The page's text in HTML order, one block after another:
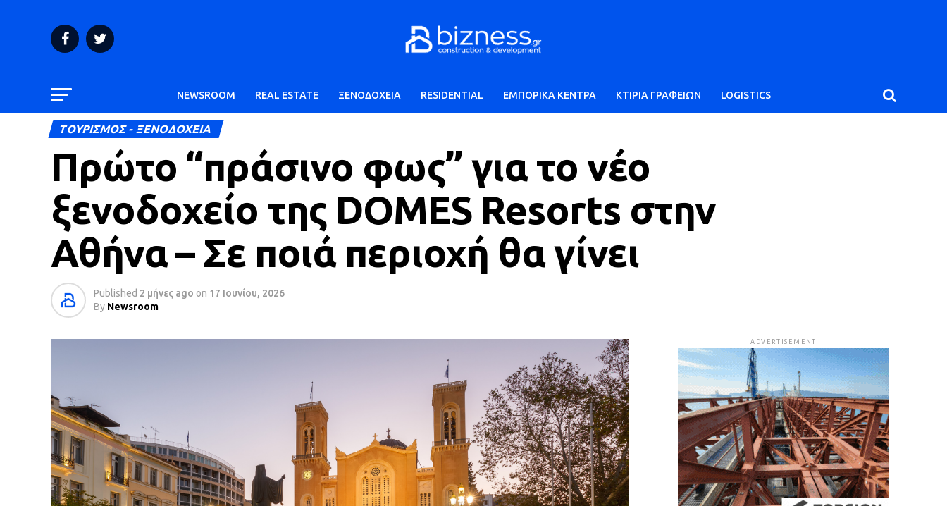
NEWSROOM REAL ESTATE ΞΕΝΟΔΟΧΕΙΑ RESIDENTIAL ΕΜΠΟΡΙΚΑ ΚΕΝΤΡΑ ΚΤΙΡΙΑ ΓΡΑΦΕΙΩΝ LOGISTICS
ΤΟΥΡΙΣΜΟΣ - ΞΕΝΟΔΟΧΕΙΑ
Πρώτο “πράσινο φως” για το νέο
ξενοδοχείο της DOMES Resorts στην
Αθήνα – Σε ποιά περιοχή θα γίνει
Published 2 μήνες ago on 17 Ιουνίου, 2026
By Newsroom
ADVERTISEMENT